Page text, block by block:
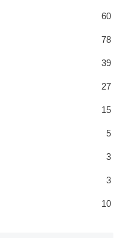
60
78
39
27
15
5
3
3
10